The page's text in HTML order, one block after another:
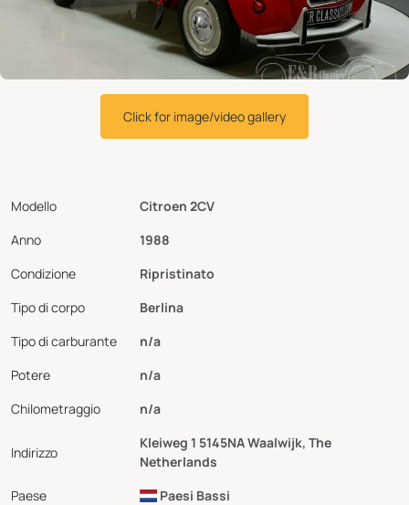
Modello
Citroen 2CV
Anno
1988
Condizione
Ripristinato
Tipo di corpo
Berlina
Tipo di carburante
n/a
Potere
n/a
Chilometraggio
n/a
Indirizzo
Kleiweg 1 5145NA Waalwijk, The
Netherlands
Paese
Paesi Bassi
Click for image/video gallery